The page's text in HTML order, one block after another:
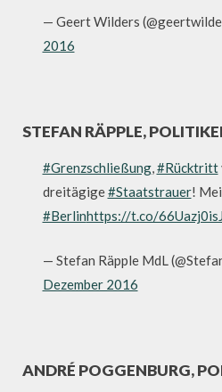
— Geert Wilders
2016
STEFAN RÄPPLE,
#Grenzschließung,#Rücktritt
dreitägige#Staatstrauer!
#Berlinhttps://t.co/66Uazj0isJ
— Stefan Räpple MdL
Dezember 2016
ANDRÉ POGGENBURG,